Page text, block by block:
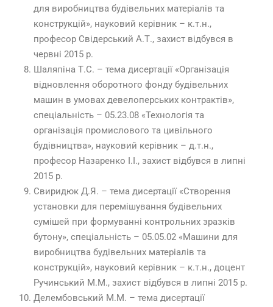
для виробництва будівельних матеріалів та
конструкцій», науковий керівник – к.т.н.,
професор Свідерський А.Т., захист відбувся в
червні 2015 р.
Шаляпіна Т.С. – тема дисертації «Організація
відновлення оборотного фонду будівельних
машин в умовах девелоперських контрактів»,
спеціальність – 05.23.08 «Технологія та
організація промислового та цивільного
будівництва», науковий керівник – д.т.н.,
професор Назаренко І.І., захист відбувся в липні
2015 р.
Свиридюк Д.Я. – тема дисертації «Створення
установки для перемішування будівельних
сумішей при формуванні контрольних зразків
бутону», спеціальність – 05.05.02 «Машини для
виробництва будівельних матеріалів та
конструкцій», науковий керівник – к.т.н., доцент
Ручинський М.М., захист відбувся в липні 2015 р.
Делембовський М.М. – тема дисертації